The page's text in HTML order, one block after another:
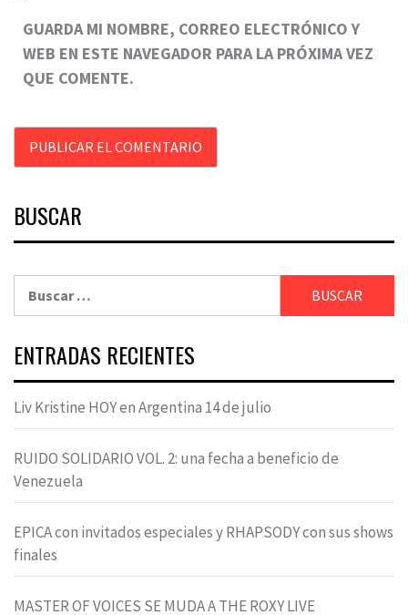
GUARDA MI NOMBRE, CORREO ELECTRÓNICO Y
WEB EN ESTE NAVEGADOR PARA LA PRÓXIMA VEZ
QUE COMENTE.
BUSCAR
ENTRADAS RECIENTES
Liv Kristine HOY en Argentina 14 de julio
RUIDO SOLIDARIO VOL. 2: una fecha a beneficio de
Venezuela
EPICA con invitados especiales y RHAPSODY con sus shows
finales
MASTER OF VOICES SE MUDA A THE ROXY LIVE